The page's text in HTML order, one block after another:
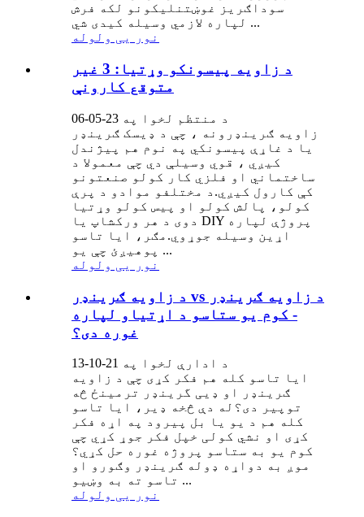
سوداګریز غوښتنلیکونو لکه فرش
لپاره لازمي وسیله کیدی شي ...
نور یی ولوله
د زاویه پیسونکو وړتیا: 3 غیر
متوقع کارونې
د منتظم لخوا په 23-05-06
زاویه ګرینډرونه ، چې د ډیسک ګرینډر
یا د غاړې پیسونکي په نوم هم پیژندل
کیږي ، قوي وسیلې دي چې معمولا د
ساختماني او فلزي کار کولو صنعتونو
کې کارول کیږي.د مختلفو موادو د پرې
کولو، پالش کولو او پیس کولو وړتیا
دوی د هر ورکشاپ یا DIY پروژې لپاره
اړین وسیله جوړوي.مګر، ایا تاسو
پوهیږئ چې یو ...
نور یی ولوله
د زاویه ګرینډر vs د زاویه ګرینډر
- کوم یو ستاسو د اړتیاو لپاره
غوره دی؟
د ادارې لخوا په 21-10-13
ایا تاسو کله هم فکر کړی چې د زاویه
ګرینډر او ډیی گرینډر ترمینځ څه
توپیر دی؟له دې څخه ډیر، ایا تاسو
کله هم د یو یا بل پیرود په اړه فکر
کړی او نشي کولی خپل فکر جوړ کړي چې
کوم یو به ستاسو پروژه غوره حل کړي؟
موږ به دواړه ډوله ګرینډر وګورو او
تاسو ته به وښیو ...
نور یی ولوله